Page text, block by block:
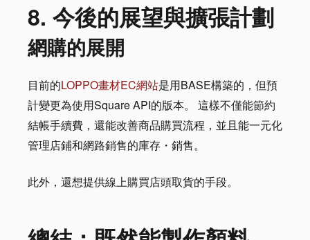
8. 今後的展望與擴張計劃
網購的展開
目前的LOPPO畫材EC網站是用BASE構築的，但預
計變更為使用Square API的版本。 這樣不僅能節約
結帳手續費，還能改善商品購買流程，並且能一元化
管理店鋪和網路銷售的庫存・銷售。
此外，還想提供線上購買店頭取貨的手段。